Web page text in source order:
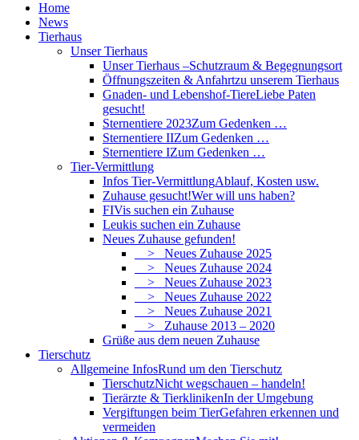
Home
News
Tierhaus
Unser Tierhaus
Unser Tierhaus –Schutzraum & Begegnungsort
Öffnungszeiten & Anfahrtzu unserem Tierhaus
Gnaden- und Lebenshof-TiereLiebe Paten
gesucht!
Sternentiere 2023Zum Gedenken …
Sternentiere IIZum Gedenken …
Sternentiere IZum Gedenken …
Tier-Vermittlung
Infos Tier-VermittlungAblauf, Kosten usw.
Zuhause gesucht!Wer will uns haben?
FIVis suchen ein Zuhause
Leukis suchen ein Zuhause
Neues Zuhause gefunden!
> Neues Zuhause 2025
> Neues Zuhause 2024
> Neues Zuhause 2023
> Neues Zuhause 2022
> Neues Zuhause 2021
> Zuhause 2013 – 2020
Grüße aus dem neuen Zuhause
Tierschutz
Allgemeine InfosRund um den Tierschutz
TierschutzNicht wegschauen – handeln!
Tierärzte & TierklinikenIn der Umgebung
Vergiftungen beim TierGefahren erkennen und
vermeiden